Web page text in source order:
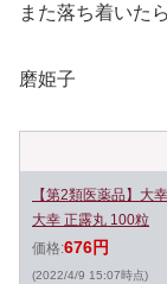
また落ち着いた
磨姫子
【第2類医薬品】大
大幸 正露丸 100粒
価格:676円
(2022/4/9 15:07時点)